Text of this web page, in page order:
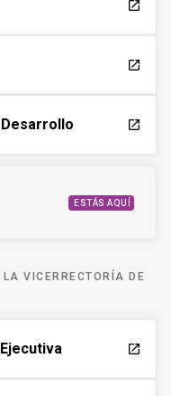
launch
launch
launch
ESTÁS AQUÍ
VICERRECTORÍA DE
launch